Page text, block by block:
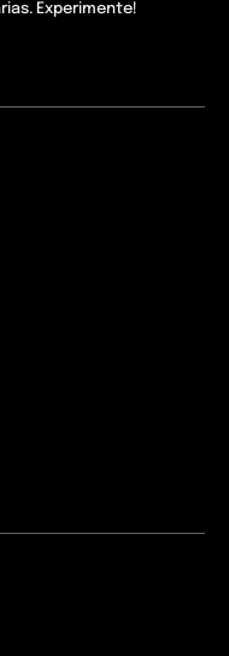
Experimente!